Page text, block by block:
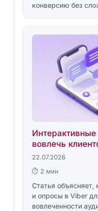
конверсию без
вовлечь
22.07.2026
⏱ 2 мин
Статья объясняет,
и опросы в Viber
вовлеченности